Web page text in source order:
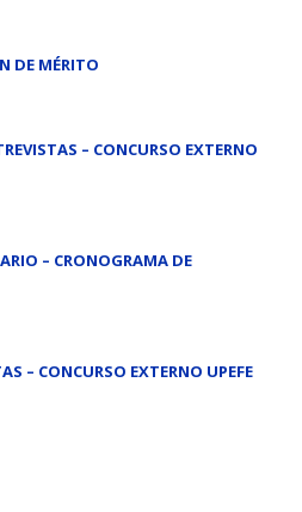
DE MÉRITO
– CONCURSO EXTERNO
– CRONOGRAMA DE
– CONCURSO EXTERNO UPEFE